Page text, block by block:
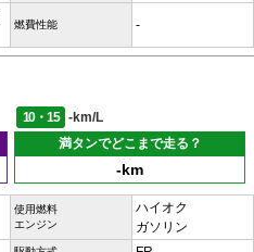
燃費性能 -
10・15
-km/L
満タンでどこまで走る？
-km
使用燃料
エンジン
ハイオク
ガソリン